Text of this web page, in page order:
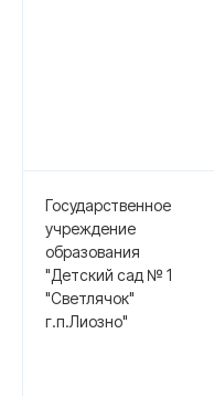
Государственное
учреждение
образования
"Детский сад № 1
"Светлячок"
г.п.Лиозно"